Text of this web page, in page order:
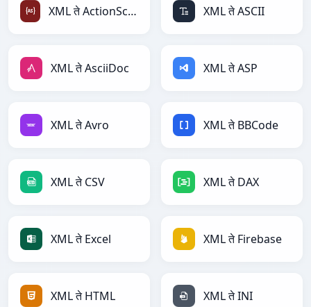
XML ते ActionScript XML ते ASCII
XML ते AsciiDoc XML ते ASP
XML ते Avro XML ते BBCode
XML ते CSV XML ते DAX
XML ते Excel XML ते Firebase
XML ते HTML XML ते INI